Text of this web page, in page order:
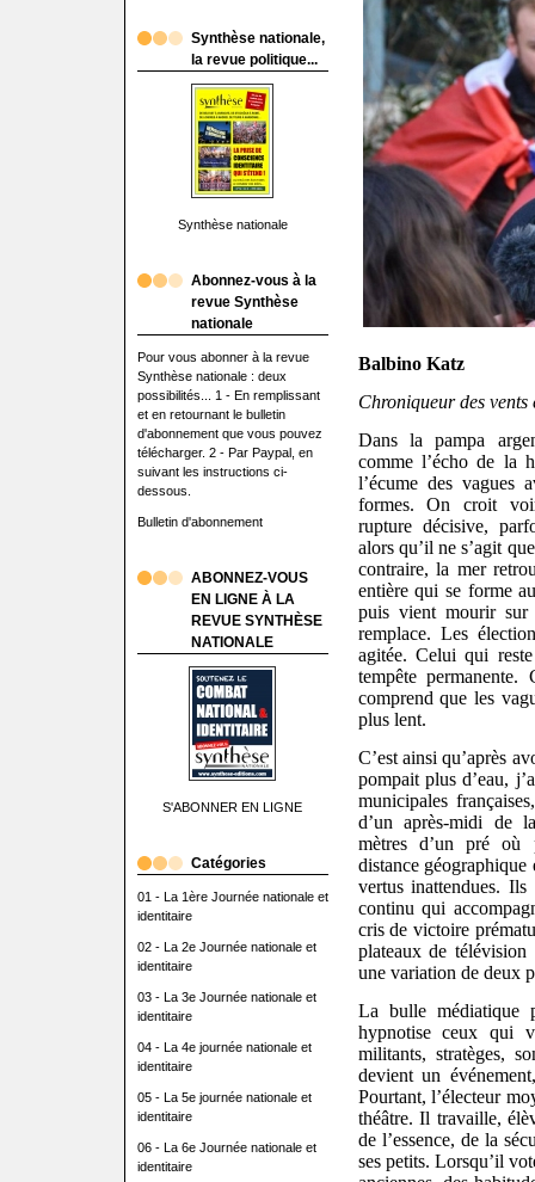
Synthèse nationale,
la revue politique...
Synthèse nationale
Abonnez-vous à la
revue Synthèse
nationale
Pour vous abonner à la revue
Synthèse nationale : deux
possibilités... 1 - En remplissant
et en retournant le bulletin
d'abonnement que vous pouvez
télécharger. 2 - Par Paypal, en
suivant les instructions ci-
dessous.
Bulletin d'abonnement
ABONNEZ-VOUS
EN LIGNE À LA
REVUE SYNTHÈSE
NATIONALE
S'ABONNER EN LIGNE
Catégories
01 - La 1ère Journée nationale et
identitaire
02 - La 2e Journée nationale et
identitaire
03 - La 3e Journée nationale et
identitaire
04 - La 4e journée nationale et
identitaire
05 - La 5e journée nationale et
identitaire
06 - La 6e Journée nationale et
identitaire
Balbino Katz
Chroniqueur des vents
Dans la pampa
comme l’écho de la
l’écume des vagues
formes. On croit
rupture décisive,
alors qu’il ne s’agit
contraire, la mer
entière qui se forme
puis vient mourir sur
remplace. Les
agitée. Celui qui
tempête
comprend que les
plus lent.
C’est ainsi qu’après
pompait plus d’eau,
municipales
d’un après-midi de
mètres d’un pré où
distance
vertus inattendues. Ils
continu qui
cris de victoire
plateaux de télévision
une variation de deux
La bulle médiatique
hypnotise ceux qui
militants, stratèges,
devient un
Pourtant, l’électeur
théâtre. Il travaille,
de l’essence, de la
ses petits. Lorsqu’il